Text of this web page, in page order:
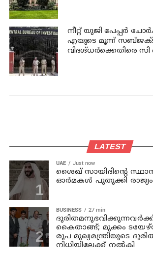
നീറ്റ് യുജി പേപ്പർ
എയുടെ മൂന്ന്
വിദഗ്ദ്ധർക്കെതിരെ
LATEST
UAE Just now
ശൈഖ് സായിദിന്റെ
ഓർമകൾ പുതുക്കി രാജ്യം
BUSINESS 27 min
കൈതാങ്ങ്; മുക്കം
രൂപ മുഖ്യമന്ത്രിയുടെ
നിധിയിലേക്ക് നല്‍കി